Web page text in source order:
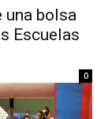
una bolsa
Escuelas
0